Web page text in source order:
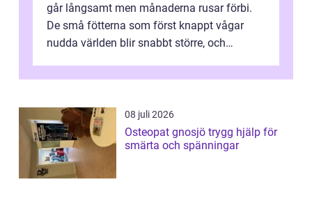
går långsamt men månaderna rusar förbi.
De små fötterna som först knappt vågar
nudda världen blir snabbt större, och
08 juli 2026
Osteopat gnosjö trygg hjälp för
smärta och spänningar